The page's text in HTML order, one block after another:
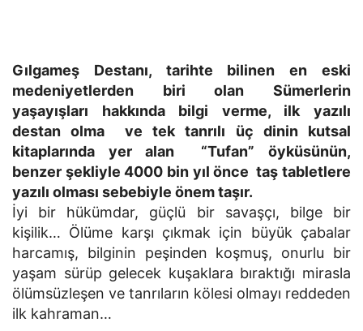
Gılgameş Destanı, tarihte bilinen en eski
medeniyetlerden biri olan Sümerlerin
yaşayışları hakkında bilgi verme, ilk yazılı
destan olma ve tek tanrılı üç dinin kutsal
kitaplarında yer alan “Tufan” öyküsünün,
benzer şekliyle 4000 bin yıl önce taş tabletlere
yazılı olması sebebiyle önem taşır.
İyi bir hükümdar, güçlü bir savaşçı, bilge bir
kişilik… Ölüme karşı çıkmak için büyük çabalar
harcamış, bilginin peşinden koşmuş, onurlu bir
yaşam sürüp gelecek kuşaklara bıraktığı mirasla
ölümsüzleşen ve tanrıların kölesi olmayı reddeden
ilk kahraman…